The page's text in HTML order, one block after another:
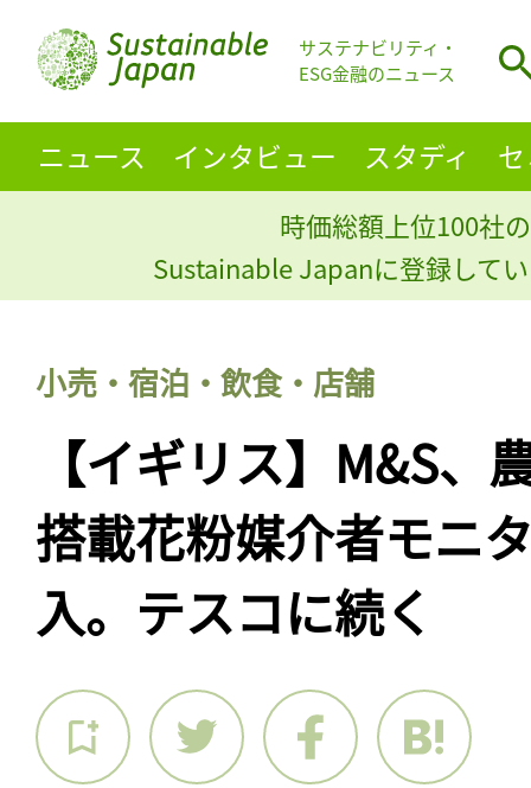
サステナビリティ・
ESG金融のニュース
ニュース インタビュー スタディ
時価総額上位100社
Sustainable Japanに登録して
小売・宿泊・飲食・店舗
【イギリス】M&S、
搭載花粉媒介者モニ
入。テスコに続く